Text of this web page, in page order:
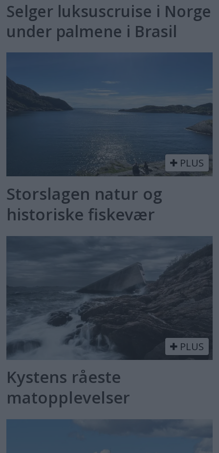
Selger luksuscruise i Norge
under palmene i Brasil
PLUS
Storslagen natur og
historiske fiskevær
PLUS
Kystens råeste
matopplevelser